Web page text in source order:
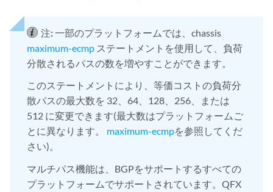
注:一部のプラットフォームでは、chassis
maximum-ecmp ステートメントを使用して、負荷
分散されるパスの数を増やすことができます。
このステートメントにより、等価コストの負荷分
散パスの最大数を 32、64、128、256、または
512 に変更できます(最大数はプラットフォームご
とに異なります。 maximum-ecmpを参照してくだ
さい)。
マルチパス機能は、BGPをサポートするすべての
プラットフォームでサポートされています。QFX